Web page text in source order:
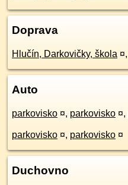
Doprava
Hlučín, Darkovičky, škola ¤,
Auto
parkovisko ¤, parkovisko ¤,
parkovisko ¤, parkovisko ¤
Duchovno